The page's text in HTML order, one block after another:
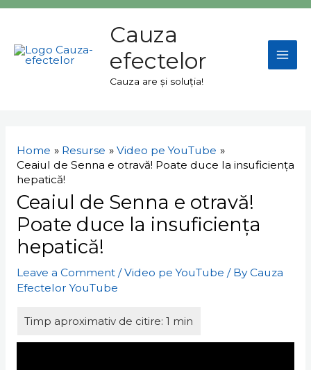
Skip
content
Cauza
efectelor
Cauza are și soluția!
Home Resurse
Video pe YouTube
Ceaiul de Senna e otravă! Poate duce la insuficiența
hepatică!
Ceaiul de Senna e otravă!
Poate duce la insuficiența
hepatică!
Leave a Comment /Video pe YouTube / ByCauza
Efectelor YouTube
articole